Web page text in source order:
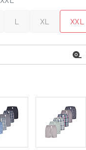
L XL XXL